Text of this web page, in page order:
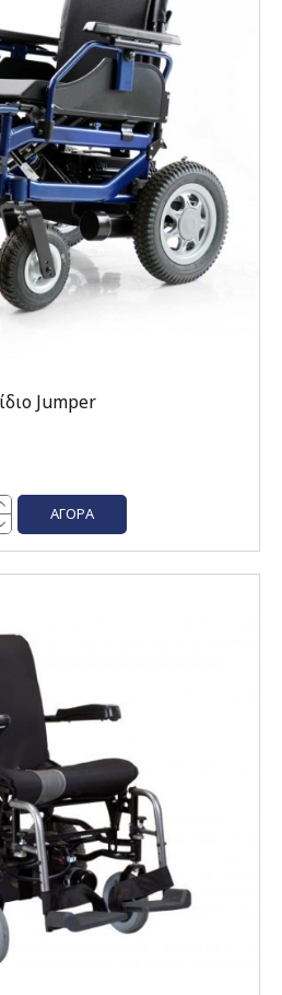
Jumper
ΑΓΟΡΆ